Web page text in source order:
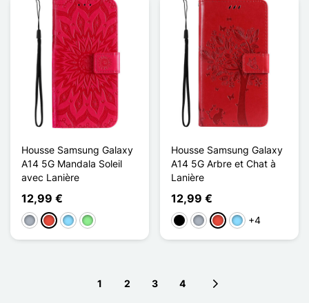
Housse Samsung Galaxy
A14 5G Mandala Soleil
avec Lanière
12,99 €
Gris RojoAzul claroVerde claro
Housse Samsung Galaxy
A14 5G Arbre et Chat à
Lanière
12,99 €
NegroGris RojoAzul claro
+4
1 2 3 4